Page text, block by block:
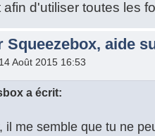
d'utiliser toutes les
Squeezebox, aide
Août 2015 16:53
a écrit:
il me semble que tu ne